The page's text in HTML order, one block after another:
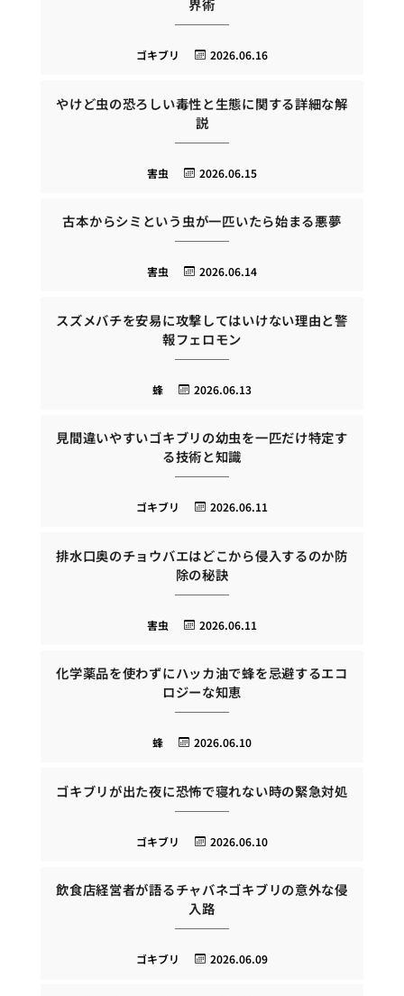
界術
2026.06.16
ゴキブリ
やけど虫の恐ろしい毒性と生態に関する詳細な解
説
2026.06.15
害虫
古本からシミという虫が一匹いたら始まる悪夢
2026.06.14
害虫
スズメバチを安易に攻撃してはいけない理由と警
報フェロモン
2026.06.13
蜂
見間違いやすいゴキブリの幼虫を一匹だけ特定す
る技術と知識
2026.06.11
ゴキブリ
排水口奥のチョウバエはどこから侵入するのか防
除の秘訣
2026.06.11
害虫
化学薬品を使わずにハッカ油で蜂を忌避するエコ
ロジーな知恵
2026.06.10
蜂
ゴキブリが出た夜に恐怖で寝れない時の緊急対処
2026.06.10
ゴキブリ
飲食店経営者が語るチャバネゴキブリの意外な侵
入路
2026.06.09
ゴキブリ